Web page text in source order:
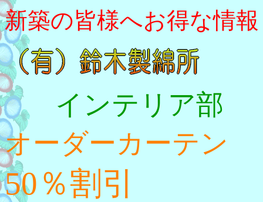
新築の皆様へお得な情
インテリア部
オーダーカーテン
50％割引